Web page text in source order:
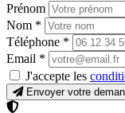
Prénom
Nom *
Téléphone *
Email *
J'accepte les
Envoyer votre